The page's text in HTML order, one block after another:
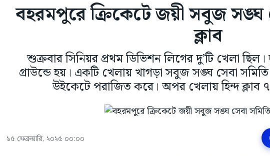
বহরমপুরে ক্রিকেটে জয়ী সবুজ সঙ্ঘ
ক্লাব
শুক্রবার সিনিয়র প্রথম ডিভিশন লিগের দু’টি খেলা ছিল।
গ্রাউন্ডে হয়। একটি খেলায় খাগড়া সবুজ সঙ্ঘ সেবা
উইকেটে পরাজিত করে। অপর খেলায় হিন্দ ক্লাব
১৫ ফেব্রুয়ারি, ২০২৫ ০০:০০